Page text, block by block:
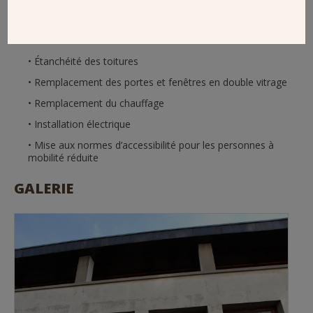
Étanchéité des toitures
Remplacement des portes et fenêtres en double vitrage
Remplacement du chauffage
Installation électrique
Mise aux normes d’accessibilité pour les personnes à
mobilité réduite
GALERIE